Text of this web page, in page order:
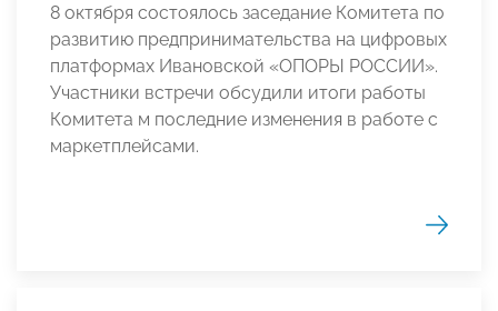
8 октября состоялось заседание Комитета по
развитию предпринимательства на цифровых
платформах Ивановской «ОПОРЫ РОССИИ».
Участники встречи обсудили итоги работы
Комитета м последние изменения в работе с
маркетплейсами.